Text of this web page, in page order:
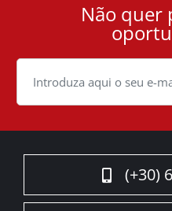
Cookie
Não quer
(+30)